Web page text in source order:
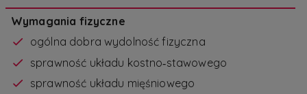
Wymagania fizyczne
ogólna dobra wydolność fizyczna
sprawność układu kostno‑stawowego
sprawność układu mięśniowego